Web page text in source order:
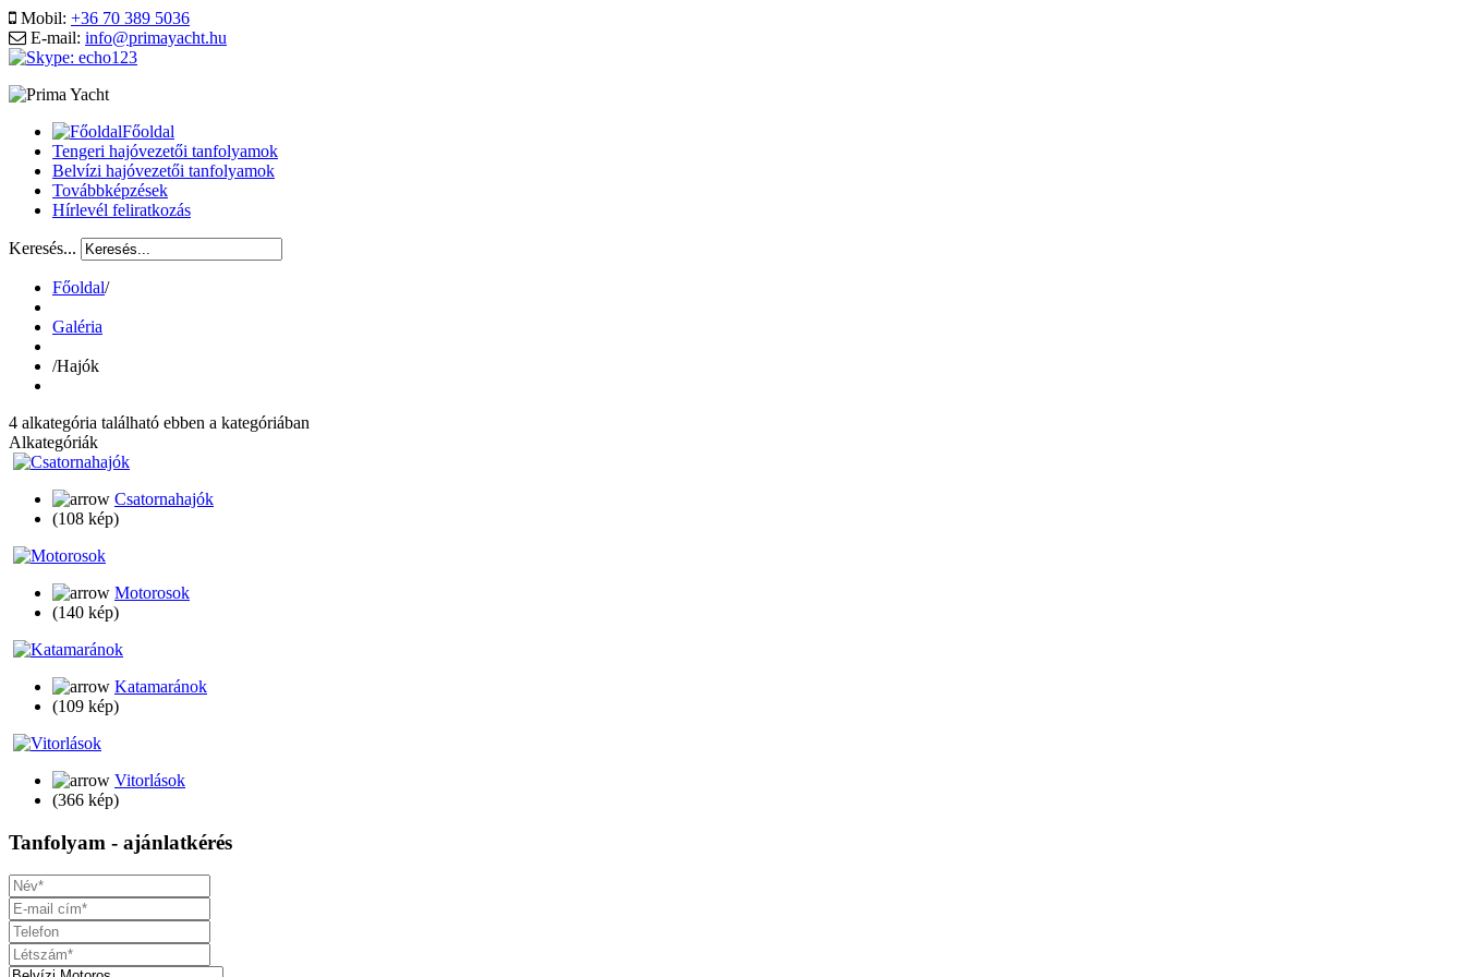
Mobil: +36 70 389 5036
E-mail: info@primayacht.hu
Főoldal
Tengeri hajóvezetői tanfolyamok
Belvízi hajóvezetői tanfolyamok
Továbbképzések
Hírlevél feliratkozás
Keresés...
Főoldal/
Galéria
/Hajók
4 alkategória található ebben a kategóriában
Alkategóriák
Csatornahajók
(108 kép)
Motorosok
(140 kép)
Katamaránok
(109 kép)
Vitorlások
(366 kép)
Tanfolyam - ajánlatkérés